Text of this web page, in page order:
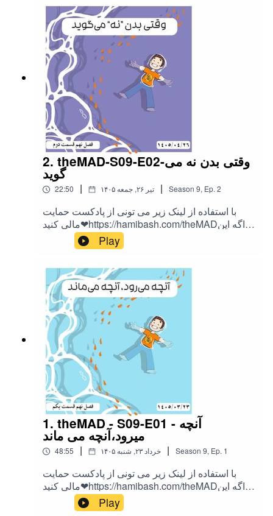
ها اینجاست!
2. theMAD-S09-E02-وقتی بدن نه می
گوید
22:50 | ۱۴۰۵ تیر ۲۶, جمعه | Season 9, Ep. 2
با استفاده از لینک زیر می تونی از پادکست حمایت
مالی کنید❤https://hamibash.com/theMADاگه این
اپیزود رو دوست داشتین به اشتراک بزارید،
AD-castTelegram : @theMadPodcastهمه ی لینک
ها اینجاست!
Play
1. theMAD - S09-E01 - آنچه
میرود،آنچه می ماند
48:55 | ۱۴۰۵ خرداد ۲۳, شنبه | Season 9, Ep. 1
با استفاده از لینک زیر می تونی از پادکست حمایت
مالی کنید❤https://hamibash.com/theMADاگه این
اپیزود رو دوست داشتین به اشتراک بزارید،
Play